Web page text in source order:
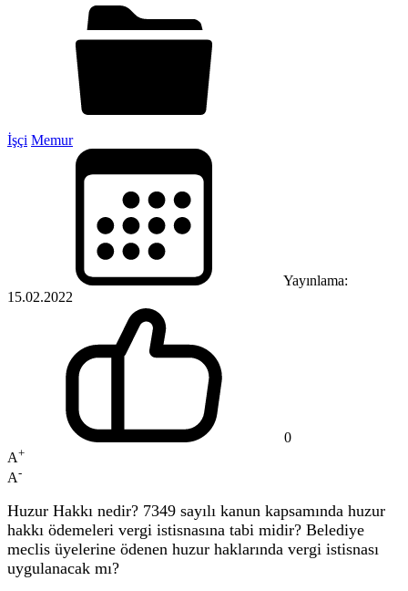
İşçi Memur
Yayınlama:
15.02.2022
0
A+
A-
Huzur Hakkı nedir? 7349 sayılı kanun kapsamında huzur
hakkı ödemeleri vergi istisnasına tabi midir? Belediye
meclis üyelerine ödenen huzur haklarında vergi istisnası
uygulanacak mı?